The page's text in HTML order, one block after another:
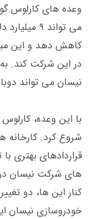
وعده های کارلوس
می تواند ۹
کاهش دهد و این
در این شرکت کند.
نیسان می تواند
با این وعده،
شروع کرد. کارخانه
قراردادهای بهتری
های شرکت نیسان
کنار این ها، دو
خودروسازی نیسان